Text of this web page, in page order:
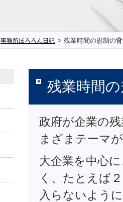
事務所ほろろん日記 > 残業時間の規制の
残業時間
政府が企業の
まざまテーマ
大企業を中心
く、たとえば
入らないよう